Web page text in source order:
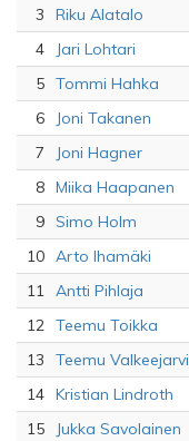
3
Riku Alatalo
4
Jari Lohtari
5 Tommi Hahka
6
Joni Takanen
7
Joni Hagner
8 Miika Haapanen
9 Simo Holm
10 Arto Ihamäki
11 Antti Pihlaja
12 Teemu Toikka
13
Teemu Valkeejarvi
14 Kristian Lindroth
15
Jukka Savolainen